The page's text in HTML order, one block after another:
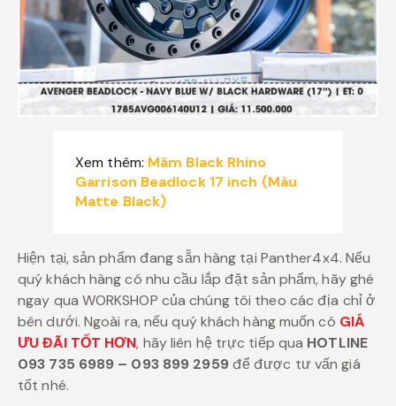
Xem thêm: Mâm Black Rhino
Garrison Beadlock 17 inch (Màu
Matte Black)
Hiện tại, sản phẩm đang sẵn hàng tại Panther4x4. Nếu
quý khách hàng có nhu cầu lắp đặt sản phẩm, hãy ghé
ngay qua WORKSHOP của chúng tôi theo các địa chỉ ở
bên dưới. Ngoài ra, nếu quý khách hàng muốn có GIÁ
ƯU ĐÃI TỐT HƠN, hãy liên hệ trực tiếp qua HOTLINE
093 735 6989 – 093 899 2959để được tư vấn giá
tốt nhé.